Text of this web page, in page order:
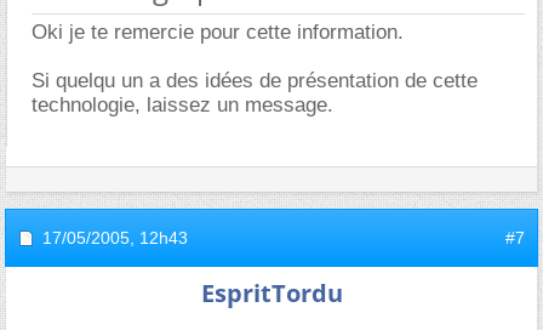
Oki je te remercie pour cette information.
Si quelqu un a des idées de présentation de cette
technologie, laissez un message.
17/05/2005, 12h43 #7
EspritTordu